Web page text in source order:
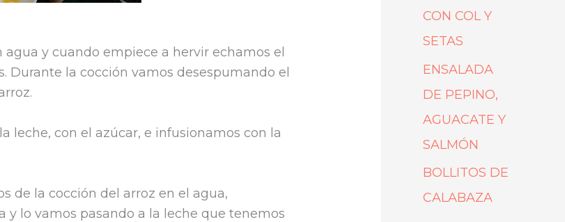
y cuando empiece a hervir echamos el
Durante la cocción vamos desespumando el
leche, con el azúcar, e infusionamos con la
de la cocción del arroz en el agua,
y lo vamos pasando a la leche que tenemos
CON COL Y
SETAS
ENSALADA
DE PEPINO,
AGUACATE Y
SALMÓN
BOLLITOS DE
CALABAZA